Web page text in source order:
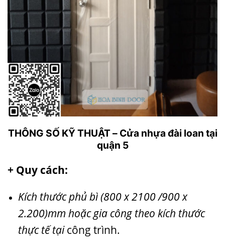
THÔNG SỐ KỸ THUẬT – Cửa nhựa đài loan tại
quận 5
+ Quy cách:
Kích thước phủ bì (800 x 2100 /900 x
2.200)mm hoặc gia công theo kích thước
thực tế tạicông trình.